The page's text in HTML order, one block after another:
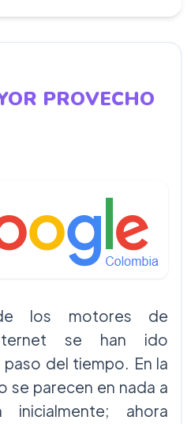
PROVECHO
de los motores de
se han ido
del tiempo. En la
se parecen en nada a
ahora